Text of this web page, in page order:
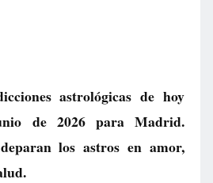
astrológicas de hoy
de 2026 para Madrid.
los astros en amor,